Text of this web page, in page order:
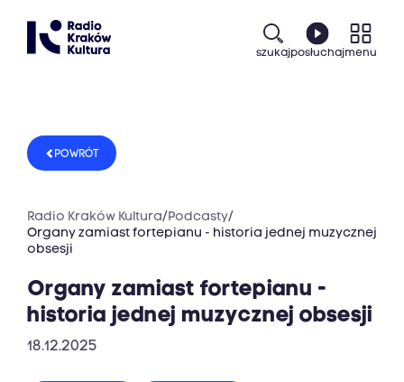
szukajposłuchajmenu
POWRÓT
Radio Kraków Kultura/Podcasty/
Organy zamiast fortepianu - historia jednej muzycznej
obsesji
Organy zamiast fortepianu -
historia jednej muzycznej obsesji
18.12.2025